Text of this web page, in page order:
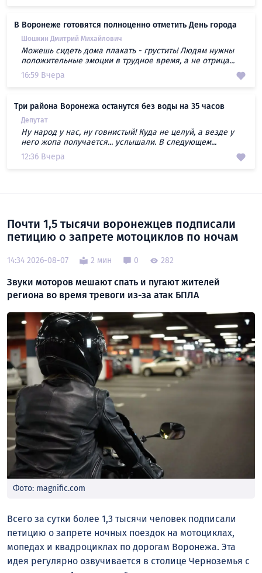
В Воронеже готовятся полноценно отметить День города
Шошкин Дмитрий Михайлович
Можешь сидеть дома плакать - грустить! Людям нужны
положительные эмоции в трудное время, а не отрица...
16:59 Вчера
Три района Воронежа останутся без воды на 35 часов
Депутат
Ну народ у нас, ну говнистый! Куда не целуй, а везде у
него жопа получается... услышали. В следующем...
12:36 Вчера
Почти 1,5 тысячи воронежцев подписали
петицию о запрете мотоциклов по ночам
14:34 2026-08-07 2 мин 0 282
Звуки моторов мешают спать и пугают жителей
региона во время тревоги из-за атак БПЛА
Фото: magnific.com
Всего за сутки более 1,3 тысячи человек подписали
петицию о запрете ночных поездок на мотоциклах,
мопедах и квадроциклах по дорогам Воронежа. Эта
идея регулярно озвучивается в столице Черноземья с